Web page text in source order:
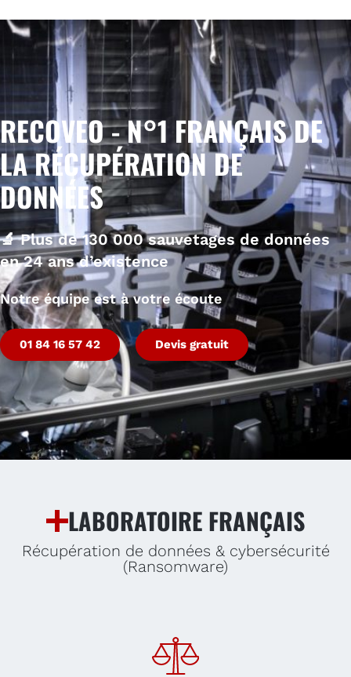
RECOVEO - N°1 FRANÇAIS DE
LA RÉCUPÉRATION DE
DONNÉES
🔬Plus de 130 000 sauvetages de données
en 24 ans d’existence
Notre équipe est à votre écoute
01 84 16 57 42 Devis gratuit
LABORATOIRE FRANÇAIS
Récupération de données & cybersécurité
(Ransomware)